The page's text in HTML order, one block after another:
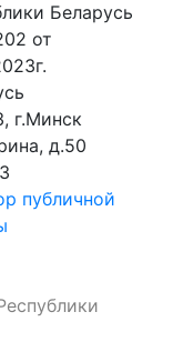
Беларусь
от
г.Минск
д.50
публичной